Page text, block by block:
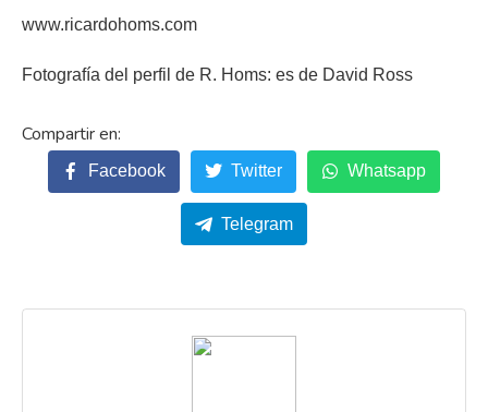
www.ricardohoms.com
Fotografía del perfil de R. Homs: es de David Ross
Facebook Twitter Whatsapp
Telegram